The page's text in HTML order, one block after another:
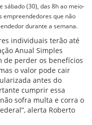
sábado (30), das 8h ao meio-
empreendedores que não
durante a semana.
individuais terão até
Anual Simples
de perder os benefícios
o valor pode cair
antes do
cumprir essa
sofra multa e corra o
alerta Roberto